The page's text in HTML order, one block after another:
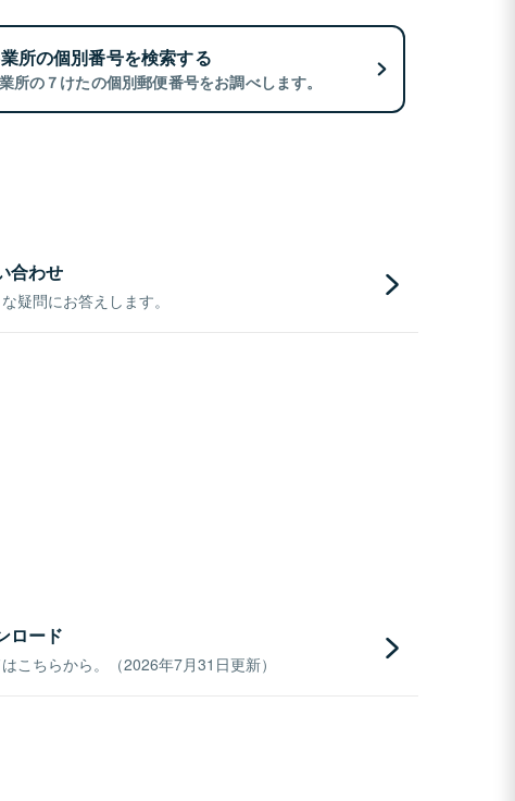
所の個別番号を検索する
所の７けたの個別郵便番号をお調べします。
合わせ
疑問にお答えします。
ロード
こちらから。（2026年7月31日更新）